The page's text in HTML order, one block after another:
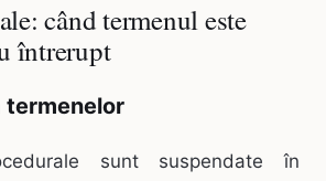
când termenul este
întrerupt
termenelor
sunt suspendate în